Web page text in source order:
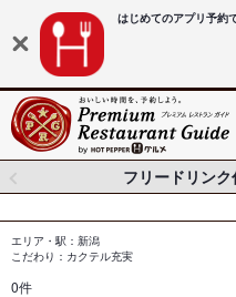
はじめてのアプリ予約
フリードリン
エリア・駅：新潟
こだわり：カクテル充実
0件